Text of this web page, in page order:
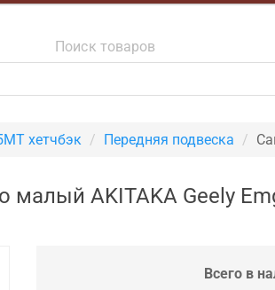
хетчбэк Передняя подвеска
AKITAKA Geely
Всего в